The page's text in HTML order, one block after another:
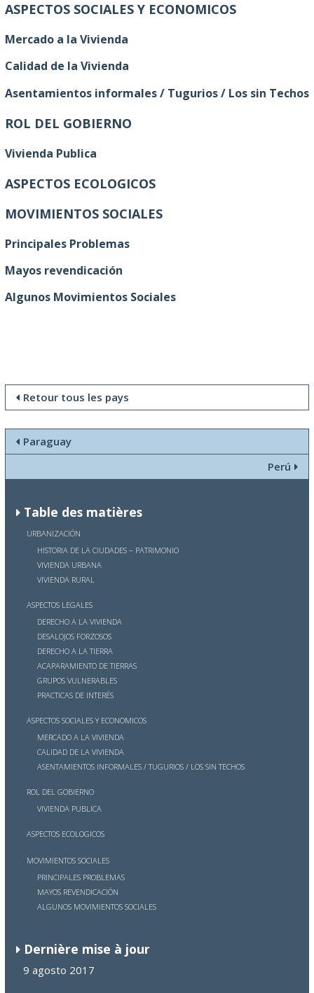
ASPECTOS SOCIALES Y ECONOMICOS
Mercado a la Vivienda
Calidad de la Vivienda
Asentamientos informales / Tugurios / Los sin Techos
ROL DEL GOBIERNO
Vivienda Publica
ASPECTOS ECOLOGICOS
MOVIMIENTOS SOCIALES
Principales Problemas
Mayos revendicación
Algunos Movimientos Sociales
Retour tous les pays
Paraguay
Perú
Table des matières
URBANIZACIÓN
HISTORIA DE LA CIUDADES – PATRIMONIO
VIVIENDA URBANA
VIVIENDA RURAL
ASPECTOS LEGALES
DERECHO A LA VIVIENDA
DESALOJOS FORZOSOS
DERECHO A LA TIERRA
ACAPARAMIENTO DE TIERRAS
GRUPOS VULNERABLES
PRACTICAS DE INTERÉS
ASPECTOS SOCIALES Y ECONOMICOS
MERCADO A LA VIVIENDA
CALIDAD DE LA VIVIENDA
ASENTAMIENTOS INFORMALES / TUGURIOS / LOS SIN TECHOS
ROL DEL GOBIERNO
VIVIENDA PUBLICA
ASPECTOS ECOLOGICOS
MOVIMIENTOS SOCIALES
PRINCIPALES PROBLEMAS
MAYOS REVENDICACIÓN
ALGUNOS MOVIMIENTOS SOCIALES
Dernière mise à jour
9 agosto 2017